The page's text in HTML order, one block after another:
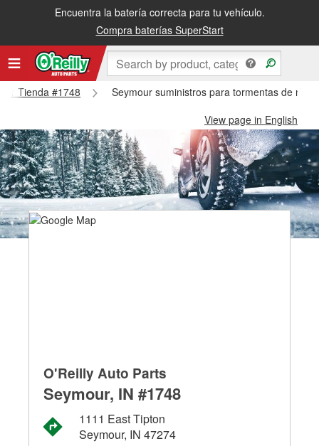
Encuentra la batería correcta para tu vehículo.
Compra baterías SuperStart
Tienda #1748
Seymour suministros para tormentas de
View page in English
O'Reilly Auto Parts
Seymour, IN #1748
1111 East Tipton
Seymour, IN 47274